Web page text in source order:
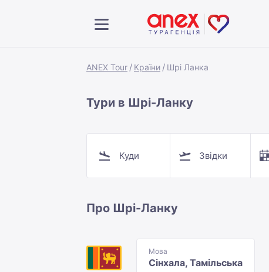
ANEX Tour Країни Шрі Ланка
Тури в Шрі-Ланку
Куди Звідки
Про Шрі-Ланку
Мова
Сінхала, Тамільська